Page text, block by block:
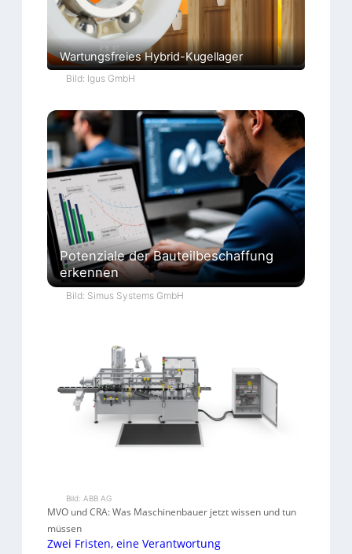
Wartungsfreies Hybrid-Kugellager
Bild: Igus GmbH
Potenziale der Bauteilbeschaffung
erkennen
Bild: Simus Systems GmbH
Bild: ABB AG
MVO und CRA: Was Maschinenbauer jetzt wissen und tun
müssen
Zwei Fristen, eine Verantwortung